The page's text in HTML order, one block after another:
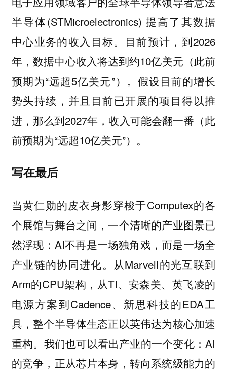
半导体(STMicroelectronics) 提高了其数据
中心业务的收入目标。目前预计，到2026
年，数据中心收入将达到约10亿美元（此前
预期为“远超5亿美元”）。假设目前的增长
势头持续，并且目前已开展的项目得以推
进，那么到2027年，收入可能会翻一番（此
前预期为“远超10亿美元”）。
写在最后
当黄仁勋的皮衣身影穿梭于Computex的各
个展馆与舞台之间，一个清晰的产业图景已
然浮现：AI不再是一场独角戏，而是一场全
产业链的协同进化。从Marvell的光互联到
Arm的CPU架构，从TI、安森美、英飞凌的
电源方案到Cadence、新思科技的EDA工
具，整个半导体生态正以英伟达为核心加速
重构。我们也可以看出产业的一个变化：AI
的竞争，正从芯片本身，转向系统级能力的